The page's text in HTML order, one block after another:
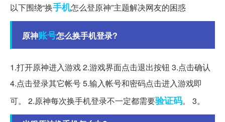
以下围绕“换手机怎么登原神”主题解决网友的困惑
原神账号怎么换手机登录?
1.打开原神进入游戏 2.游戏界面点击退出按钮 3.点击确认
4.点击登录其它帐号 5.输入帐号和密码点击进入游戏即
可。 2.原神每次换手机登录不一定都需要验证码。 3。